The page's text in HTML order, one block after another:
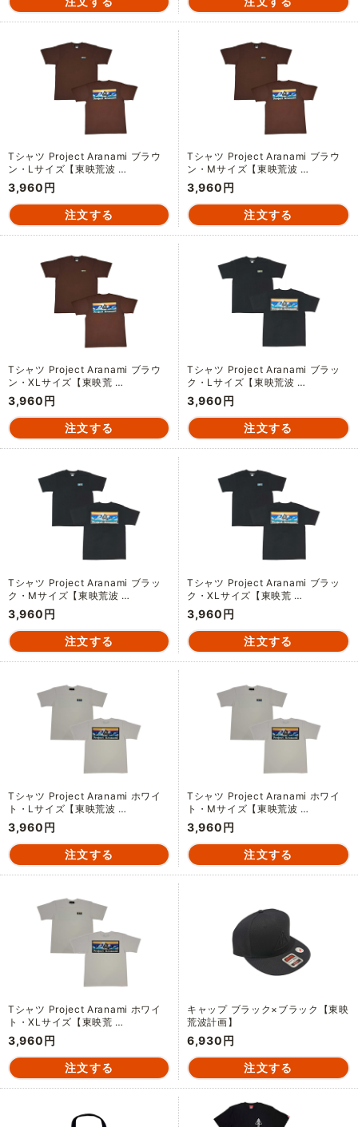
Tシャツ Project Aranami ブラウ
ン・Lサイズ【東映荒波 …
3,960円
Tシャツ Project Aranami ブラウ
ン・Mサイズ【東映荒波 …
3,960円
Tシャツ Project Aranami ブラウ
ン・XLサイズ【東映荒 …
3,960円
Tシャツ Project Aranami ブラッ
ク・Lサイズ【東映荒波 …
3,960円
Tシャツ Project Aranami ブラッ
ク・Mサイズ【東映荒波 …
3,960円
Tシャツ Project Aranami ブラッ
ク・XLサイズ【東映荒 …
3,960円
Tシャツ Project Aranami ホワイ
ト・Lサイズ【東映荒波 …
3,960円
Tシャツ Project Aranami ホワイ
ト・Mサイズ【東映荒波 …
3,960円
Tシャツ Project Aranami ホワイ
ト・XLサイズ【東映荒 …
3,960円
キャップ ブラック×ブラック【東映
荒波計画】
6,930円